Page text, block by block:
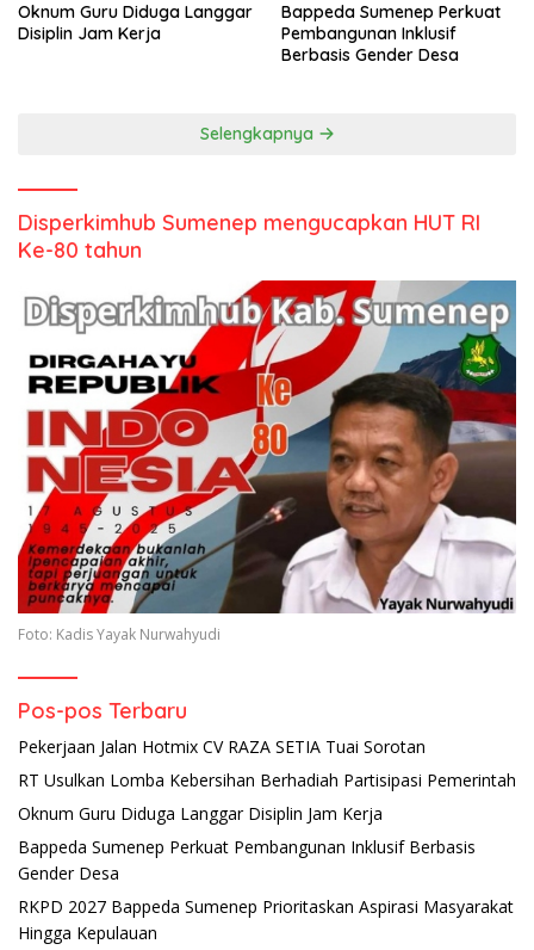
Oknum Guru Diduga Langgar
Disiplin Jam Kerja
Bappeda Sumenep Perkuat
Pembangunan Inklusif
Berbasis Gender Desa
Selengkapnya
Disperkimhub Sumenep mengucapkan HUT RI
Ke-80 tahun
Foto: Kadis Yayak Nurwahyudi
Pos-pos Terbaru
Pekerjaan Jalan Hotmix CV RAZA SETIA Tuai Sorotan
RT Usulkan Lomba Kebersihan Berhadiah Partisipasi Pemerintah
Oknum Guru Diduga Langgar Disiplin Jam Kerja
Bappeda Sumenep Perkuat Pembangunan Inklusif Berbasis
Gender Desa
RKPD 2027 Bappeda Sumenep Prioritaskan Aspirasi Masyarakat
Hingga Kepulauan